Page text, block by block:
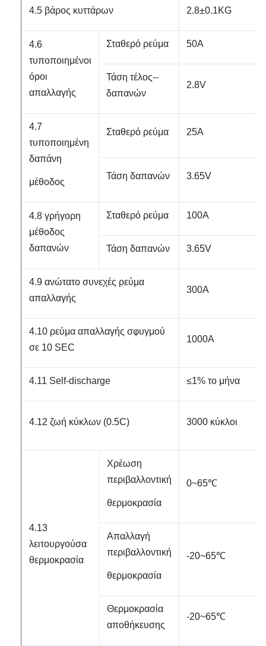
4.5 βάρος κυττάρων 2.8±0.1KG
4.6
τυποποιημένοι
όροι
απαλλαγής
Σταθερό ρεύμα 50A
Τάση τέλος--
δαπανών
2.8V
4.7
τυποποιημένη
δαπάνη
μέθοδος
Σταθερό ρεύμα 25A
Τάση δαπανών 3.65V
4.8 γρήγορη
μέθοδος
δαπανών
Σταθερό ρεύμα 100A
Τάση δαπανών 3.65V
4.9 ανώτατο συνεχές ρεύμα
απαλλαγής
300A
4.10 ρεύμα απαλλαγής σφυγμού
σε 10 SEC
1000A
4.11 Self-discharge ≤1% το μήνα
4.12 ζωή κύκλων (0.5C) 3000 κύκλοι
4.13
λειτουργούσα
θερμοκρασία
Χρέωση
περιβαλλοντική
θερμοκρασία
0~65℃
Απαλλαγή
περιβαλλοντική
θερμοκρασία
-20~65℃
Θερμοκρασία
αποθήκευσης
-20~65℃